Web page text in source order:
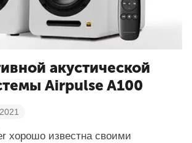
акустической
Airpulse A100
хорошо известна своими